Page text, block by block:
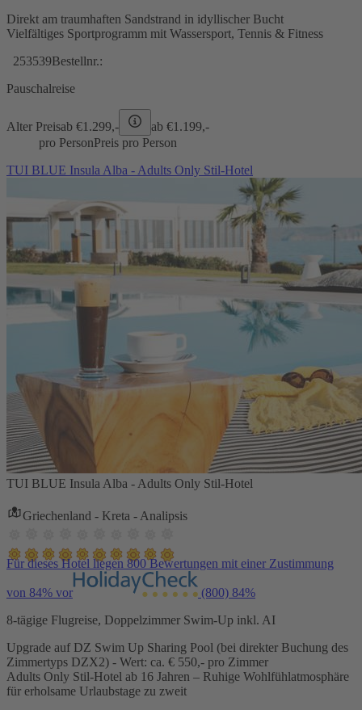
Direkt am traumhaften Sandstrand in idyllischer Bucht
Vielfältiges Sportprogramm mit Wassersport, Tennis & Fitness
253539Bestellnr.:
Pauschalreise
Alter Preisab €1.299,- ab €1.199,-
pro PersonPreis pro Person
TUI BLUE Insula Alba - Adults Only Stil-Hotel
TUI BLUE Insula Alba - Adults Only Stil-Hotel
Griechenland - Kreta - Analipsis
Für dieses Hotel liegen 800 Bewertungen mit einer Zustimmung
von 84% vor (800) 84%
8-tägige Flugreise, Doppelzimmer Swim-Up inkl. AI
Upgrade auf DZ Swim Up Sharing Pool (bei direkter Buchung des
Zimmertyps DZX2) - Wert: ca. € 550,- pro Zimmer
Adults Only Stil-Hotel ab 16 Jahren – Ruhige Wohlfühlatmosphäre
für erholsame Urlaubstage zu zweit